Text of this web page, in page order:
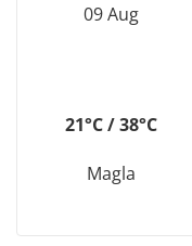
09 Aug
21°C / 38°C
Magla